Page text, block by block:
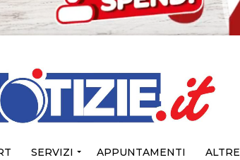
SERVIZI APPUNTAMENTI ALTRE